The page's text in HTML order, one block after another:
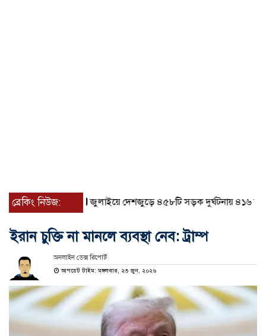
ব্রেকিং নিউজ: জুলাইয়ে দেশজুড়ে ৪৫৮টি সড়ক দুর্ঘটনায় ৪১৬ জন
ইরান চুক্তি না মানলে ব্যবস্থা নেব: ট্রাম্প
অনলাইন ডেক্স রিপোর্ট
আপডেট টাইম: মঙ্গলবার, ২৩ জুন, ২০২৬